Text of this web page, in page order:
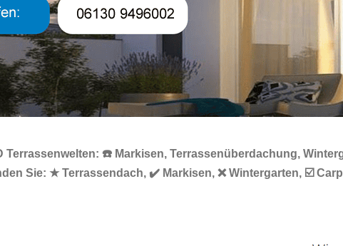
Terrassenwelten: ☎️ Markisen, Terrassenüberdachung,
Sie: ★ Terrassendach, ✔️ Markisen, ❌ Wintergarten, ☑️